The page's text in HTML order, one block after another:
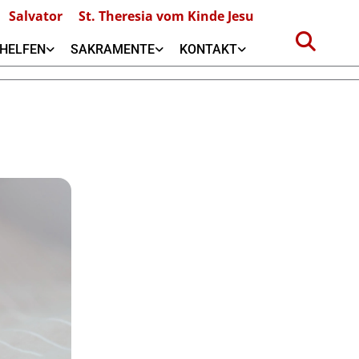
Salvator St. Theresia vom Kinde Jesu
SAKRAMENTE KONTAKT